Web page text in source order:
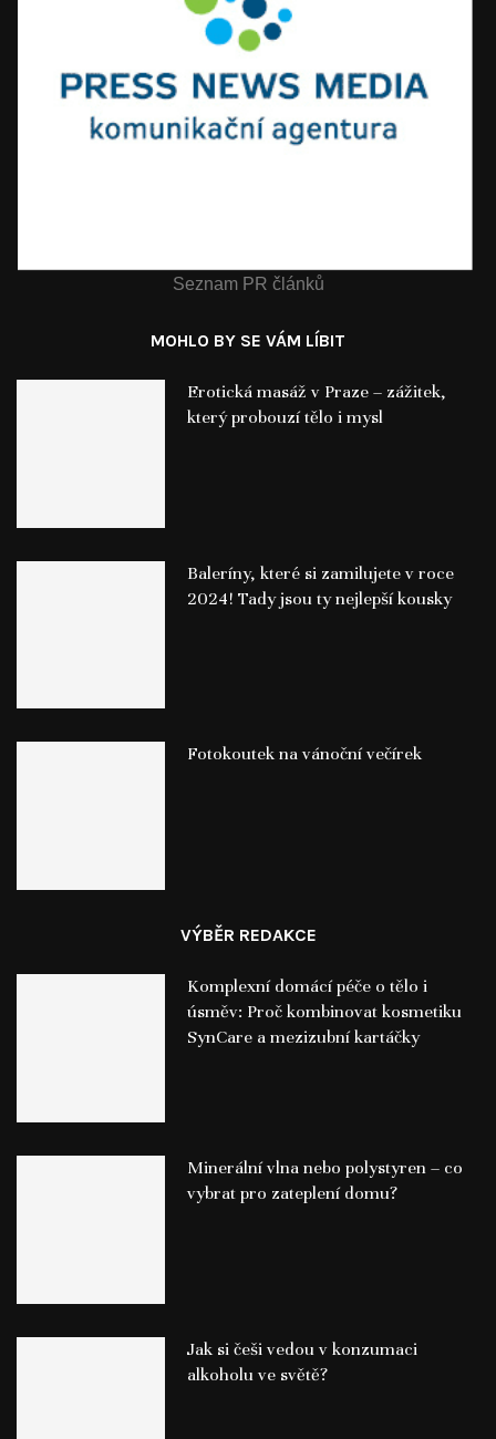
Seznam PR článků
MOHLO BY SE VÁM LÍBIT
Erotická masáž v Praze – zážitek,
který probouzí tělo i mysl
Baleríny, které si zamilujete v roce
2024! Tady jsou ty nejlepší kousky
Fotokoutek na vánoční večírek
VÝBĚR REDAKCE
Komplexní domácí péče o tělo i
úsměv: Proč kombinovat kosmetiku
SynCare a mezizubní kartáčky
Minerální vlna nebo polystyren – co
vybrat pro zateplení domu?
Jak si češi vedou v konzumaci
alkoholu ve světě?